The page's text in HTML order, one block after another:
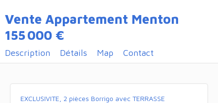
Vente Appartement Menton
155 000 €
Description Détails Map Contact
EXCLUSIVITE, 2 pièces Borrigo avec TERRASSE